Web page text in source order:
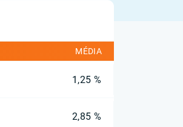
MÉDIA
1,25 %
2,85 %